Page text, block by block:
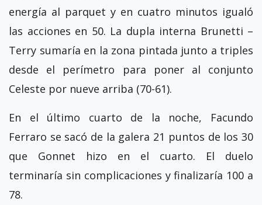
energía al parquet y en cuatro minutos igualó
las acciones en 50. La dupla interna Brunetti –
Terry sumaría en la zona pintada junto a triples
desde el perímetro para poner al conjunto
Celeste por nueve arriba (70-61).
En el último cuarto de la noche, Facundo
Ferraro se sacó de la galera 21 puntos de los 30
que Gonnet hizo en el cuarto. El duelo
terminaría sin complicaciones y finalizaría 100 a
78.